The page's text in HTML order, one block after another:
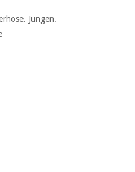
Jungen.